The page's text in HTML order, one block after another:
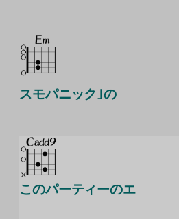
スモパニック｣の
このパーティーのエ